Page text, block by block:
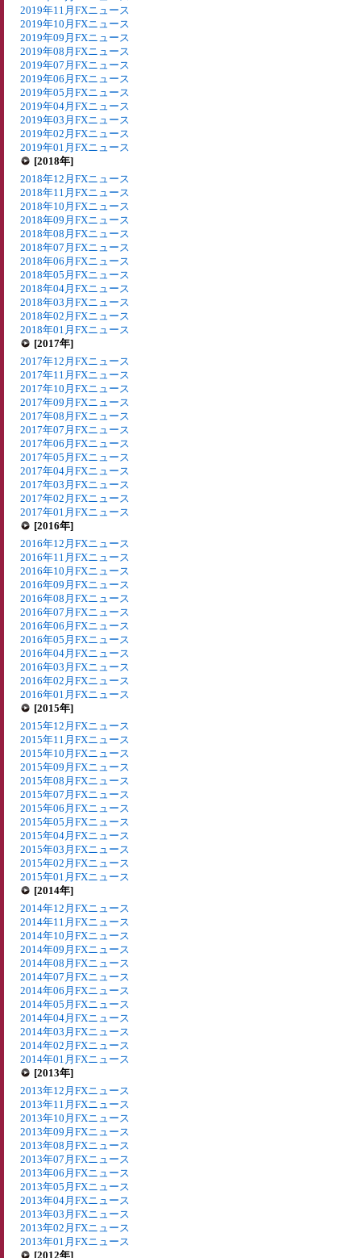
2019年11月FXニュース
2019年10月FXニュース
2019年09月FXニュース
2019年08月FXニュース
2019年07月FXニュース
2019年06月FXニュース
2019年05月FXニュース
2019年04月FXニュース
2019年03月FXニュース
2019年02月FXニュース
2019年01月FXニュース
[2018年]
2018年12月FXニュース
2018年11月FXニュース
2018年10月FXニュース
2018年09月FXニュース
2018年08月FXニュース
2018年07月FXニュース
2018年06月FXニュース
2018年05月FXニュース
2018年04月FXニュース
2018年03月FXニュース
2018年02月FXニュース
2018年01月FXニュース
[2017年]
2017年12月FXニュース
2017年11月FXニュース
2017年10月FXニュース
2017年09月FXニュース
2017年08月FXニュース
2017年07月FXニュース
2017年06月FXニュース
2017年05月FXニュース
2017年04月FXニュース
2017年03月FXニュース
2017年02月FXニュース
2017年01月FXニュース
[2016年]
2016年12月FXニュース
2016年11月FXニュース
2016年10月FXニュース
2016年09月FXニュース
2016年08月FXニュース
2016年07月FXニュース
2016年06月FXニュース
2016年05月FXニュース
2016年04月FXニュース
2016年03月FXニュース
2016年02月FXニュース
2016年01月FXニュース
[2015年]
2015年12月FXニュース
2015年11月FXニュース
2015年10月FXニュース
2015年09月FXニュース
2015年08月FXニュース
2015年07月FXニュース
2015年06月FXニュース
2015年05月FXニュース
2015年04月FXニュース
2015年03月FXニュース
2015年02月FXニュース
2015年01月FXニュース
[2014年]
2014年12月FXニュース
2014年11月FXニュース
2014年10月FXニュース
2014年09月FXニュース
2014年08月FXニュース
2014年07月FXニュース
2014年06月FXニュース
2014年05月FXニュース
2014年04月FXニュース
2014年03月FXニュース
2014年02月FXニュース
2014年01月FXニュース
[2013年]
2013年12月FXニュース
2013年11月FXニュース
2013年10月FXニュース
2013年09月FXニュース
2013年08月FXニュース
2013年07月FXニュース
2013年06月FXニュース
2013年05月FXニュース
2013年04月FXニュース
2013年03月FXニュース
2013年02月FXニュース
2013年01月FXニュース
[2012年]